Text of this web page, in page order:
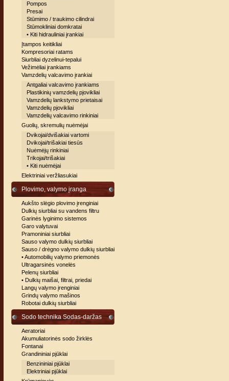
Pompos
Presai
Stūmimo / traukimo cilindrai
Stūmokliniai domkratai
• Kiti hidrauliniai įrankiai
Įtampos keitikliai
Kompresoriai ratams
Siurbliai dyzelinui-tepalui
Vežimėliai įrankiams
Vamzdelių valcavimo įrankiai
Antgaliai valcavimo įrankiams
Plastikinių vamzdelių pjovikliai
Vamzdelių lankstymo prietaisai
Vamzdelių pjovikliai
Vamzdelių valcavimo rinkiniai
Guolių, skremulių nuėmėjai
Dvikojai/dvišakiai vartomi
Dvikojai/trišakiai tiesūs
Nuėmėjų rinkiniai
Trikojai/trišakiai
• Kiti nuėmėjai
Elektriniai veržliasukiai
Plovimo, valymo įranga
Aukšto slėgio plovimo įrenginiai
Dulkių siurbliai su vandens filtru
Garinės lyginimo sistemos
Garo valytuvai
Pramoniniai siurbliai
Sauso valymo dulkių siurbliai
Sauso / drėgno valymo dulkių siurbliai
• Automobilių valymo priemonės
Ultragarsinės vonelės
Pelenų siurbliai
• Dulkių maišai, filtrai, priedai
Langų valymo įrenginiai
Grindų valymo mašinos
Robotai dulkių siurbliai
Sodo technika Sodas-daržas
Aeratoriai
Akumuliatorinės sodo žirklės
Fontanai
Grandininiai pjūklai
Benzininiai pjūklai
Elektriniai pjūklai